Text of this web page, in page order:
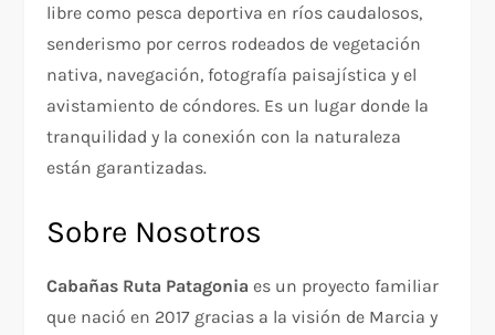
libre como pesca deportiva en ríos caudalosos,
senderismo por cerros rodeados de vegetación
nativa, navegación, fotografía paisajística y el
avistamiento de cóndores. Es un lugar donde la
tranquilidad y la conexión con la naturaleza
están garantizadas.
Sobre Nosotros
Cabañas Ruta Patagonia es un proyecto familiar
que nació en 2017 gracias a la visión de Marcia y